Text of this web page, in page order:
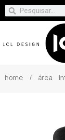
home / área